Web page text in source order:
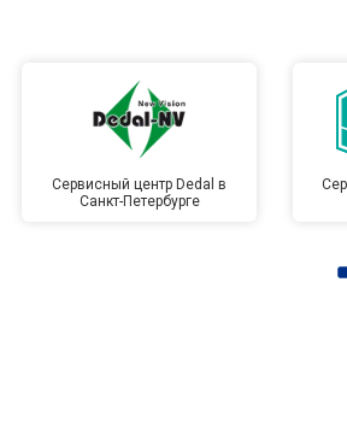
Сервисный центр Dedal в
Санкт-Петербурге